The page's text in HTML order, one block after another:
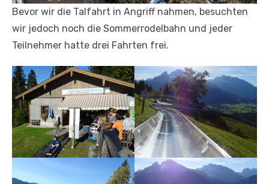
Bevor wir die Talfahrt in Angriff nahmen, besuchten
wir jedoch noch die Sommerrodelbahn und jeder
Teilnehmer hatte drei Fahrten frei.